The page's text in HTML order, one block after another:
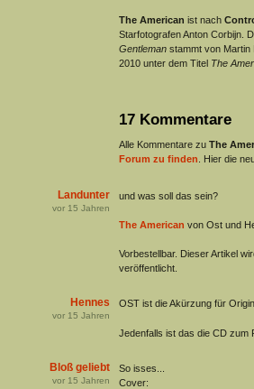
The American ist nach
Starfotografen Anton Corbijn.
Gentlemanstammt von Martin
2010 unter dem Titel The
17 Kommentare
Alle Kommentare zu The
Forum zu finden . Hier die
Landunter
vor 15 Jahren
und was soll das sein?
The American von Ost und
Vorbestellbar. Dieser Artikel
veröffentlicht.
Hennes
vor 15 Jahren
OST ist die Akürzung für
Jedenfalls ist das die CD zum
Bloß geliebt
vor 15 Jahren
So isses...
Cover: